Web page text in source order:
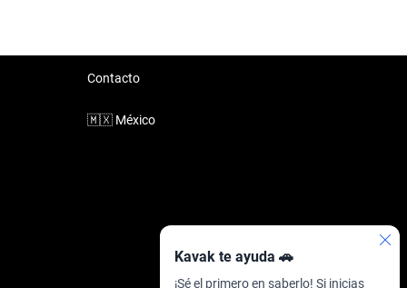
Kavak te ayuda 🚗
¡Sé el primero en saberlo! Si inicias
Contacto
🇲🇽 México